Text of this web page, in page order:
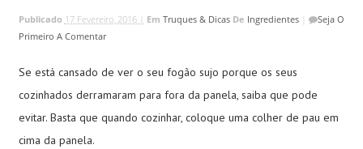
Publicado 17 Fevereiro, 2016 | Em Truques & Dicas De Ingredientes|
Seja O
Primeiro A Comentar
Se está cansado de ver o seu fogão sujo porque os seus
cozinhados derramaram para fora da panela, saiba que pode
evitar. Basta que quando cozinhar, coloque uma colher de pau em
cima da panela.